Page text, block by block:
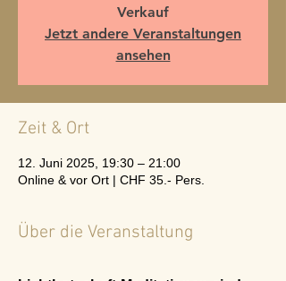
Verkauf
Jetzt andere Veranstaltungen
ansehen
Zeit & Ort
12. Juni 2025, 19:30 – 21:00
Online & vor Ort | CHF 35.- Pers.
Über die Veranstaltung